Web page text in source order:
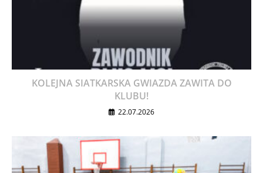
KOLEJNA SIATKARSKA GWIAZDA ZAWITA DO
KLUBU!
22.07.2026